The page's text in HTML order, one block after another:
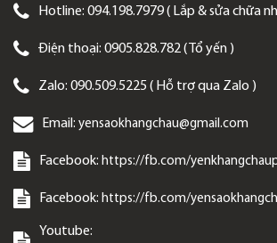
Hotline: 094.198.7979 ( Lắp & sửa chữa
Điện thoại: 0905.828.782 ( Tổ yến )
Zalo: 090.509.5225 ( Hỗ trợ qua Zalo )
Email: yensaokhangchau@gmail.com
Facebook: https://fb.com/
Facebook: https://fb.com/
Youtube: